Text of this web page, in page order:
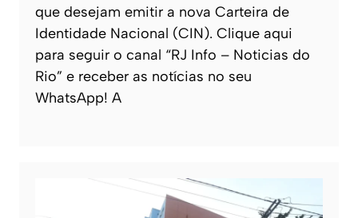
que desejam emitir a nova Carteira de
Identidade Nacional (CIN). Clique aqui
para seguir o canal “RJ Info – Noticias do
Rio” e receber as notícias no seu
WhatsApp! A